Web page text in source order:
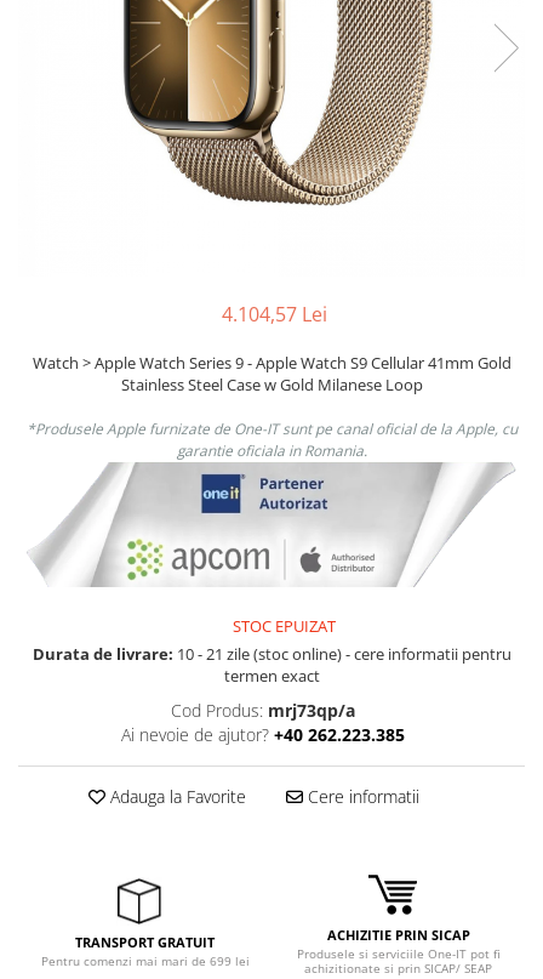
Smartphone IPhone
4.104,57 Lei
Watch > Apple Watch Series 9 - Apple Watch S9 Cellular 41mm Gold
Stainless Steel Case w Gold Milanese Loop
*Produsele Apple furnizate de One-IT sunt pe canal oficial de la Apple, cu
garantie oficiala in Romania.
STOC EPUIZAT
Durata de livrare: 10 - 21 zile (stoc online) - cere informatii pentru
termen exact
Cod Produs: mrj73qp/a
Ai nevoie de ajutor? +40 262.223.385
Adauga la Favorite Cere informatii
TRANSPORT GRATUIT
Pentru comenzi mai mari de 699 lei
ACHIZITIE PRIN SICAP
Produsele si serviciile One-IT pot fi
achizitionate si prin SICAP/ SEAP